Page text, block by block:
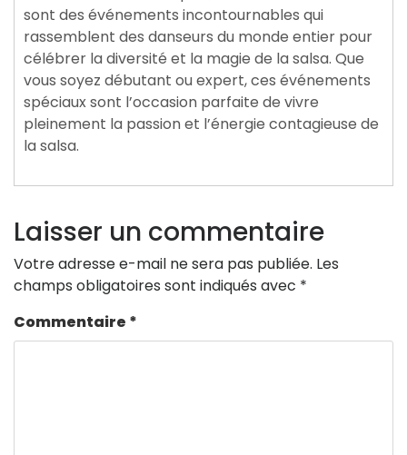
sont des événements incontournables qui
rassemblent des danseurs du monde entier pour
célébrer la diversité et la magie de la salsa. Que
vous soyez débutant ou expert, ces événements
spéciaux sont l’occasion parfaite de vivre
pleinement la passion et l’énergie contagieuse de
la salsa.
Laisser un commentaire
Votre adresse e-mail ne sera pas publiée. Les
champs obligatoires sont indiqués avec *
Commentaire *